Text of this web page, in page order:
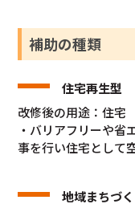
補助の種類
住宅再生型
改修後の用途：住宅
・バリアフリーや省
事を行い住宅として
地域まちづ